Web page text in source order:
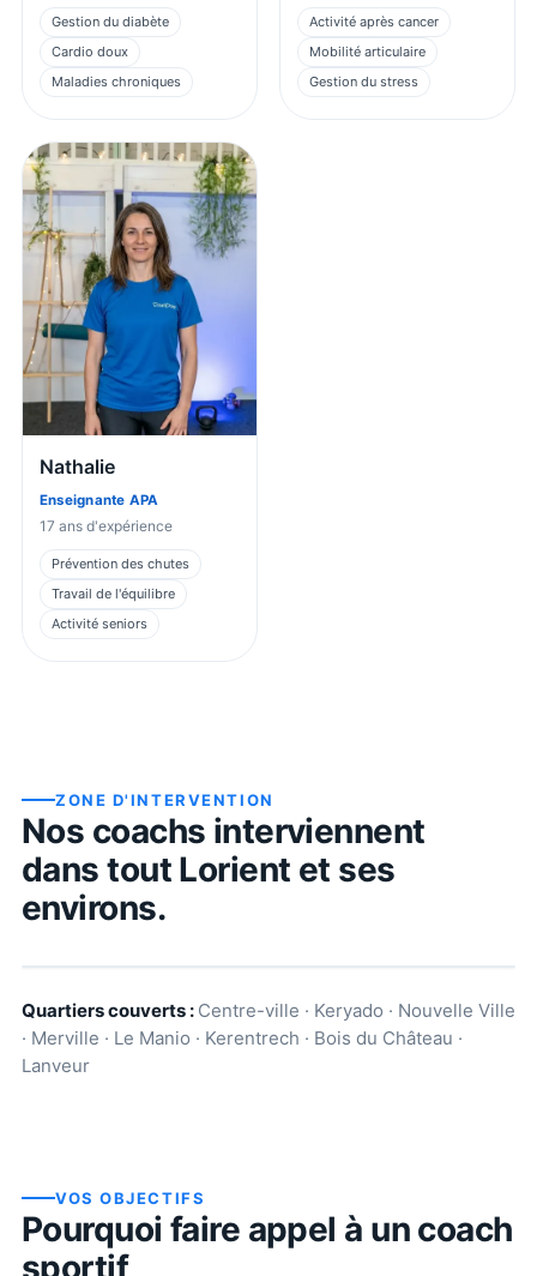
Gestion du diabète
Cardio doux
Maladies chroniques
Activité après cancer
Mobilité articulaire
Gestion du stress
Nathalie
Enseignante APA
17 ans d'expérience
Prévention des chutes
Travail de l'équilibre
Activité seniors
ZONE D'INTERVENTION
Nos coachs interviennent
dans tout Lorient et ses
environs.
Quartiers couverts : Centre-ville · Keryado · Nouvelle Ville
· Merville · Le Manio · Kerentrech · Bois du Château ·
Lanveur
VOS OBJECTIFS
Pourquoi faire appel à un coach
sportif